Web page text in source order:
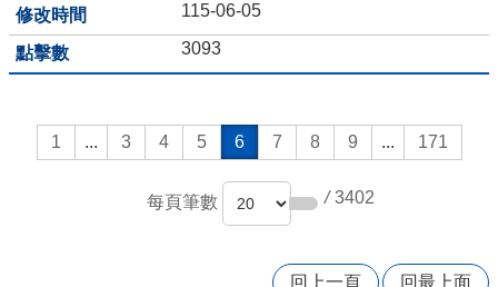
簡
曆
人
115-06-05
3093
1 ... 3 4 5 6 7 8 9 ... 171
每頁筆數 / 3402
回上一頁 回最上面